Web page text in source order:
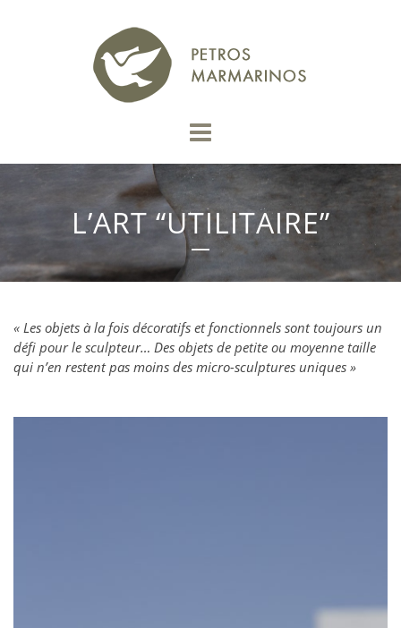
L’ART “UTILITAIRE”
« Les objets à la fois décoratifs et fonctionnels sont toujours un
défi pour le sculpteur… Des objets de petite ou moyenne taille
qui n’en restent pas moins des micro-sculptures uniques »